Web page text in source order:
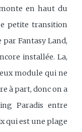
en haut du
petite transition
par Fantasy Land,
installée. La,
module qui ne
à part, donc on a
Paradis entre
qui est une plage